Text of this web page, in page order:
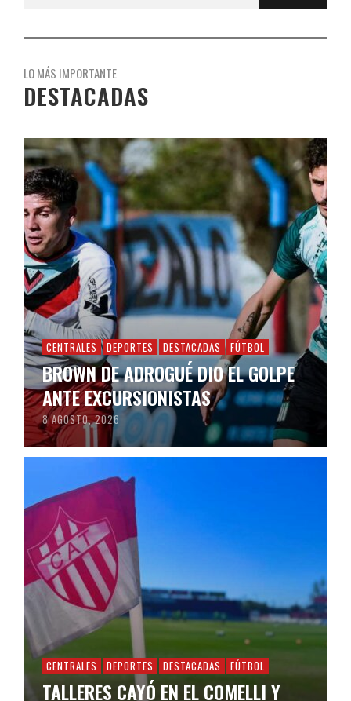
LO MÁS IMPORTANTE
DESTACADAS
CENTRALES DEPORTES DESTACADAS FÚTBOL
BROWN DE ADROGUÉ DIO EL GOLPE
ANTE EXCURSIONISTAS
8 AGOSTO, 2026
CENTRALES DEPORTES DESTACADAS FÚTBOL
TALLERES CAYÓ EN EL COMELLI Y